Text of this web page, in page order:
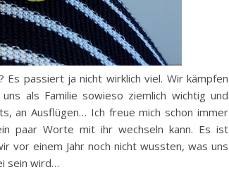
Es passiert ja nicht wirklich viel. Wir kämpfen
als Familie sowieso ziemlich wichtig und
an Ausflügen… Ich freue mich schon immer
paar Worte mit ihr wechseln kann. Es ist
vor einem Jahr noch nicht wussten, was uns
sein wird…